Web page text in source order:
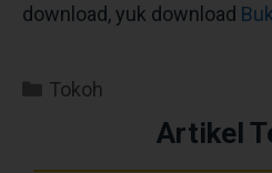
download, yuk download
Tokoh
Artikel